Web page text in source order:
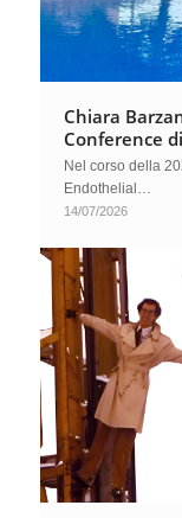
Chiara
Conference
Nel corso della
Endothelial…
14/07/2026